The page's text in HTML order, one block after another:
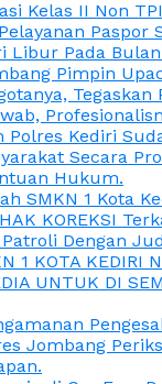
Kelas II Non
Paspor
Libur Pada
Pimpin
Tegaskan
Polres Kediri
Secara
Hukum.
SMKN 1 Kota
KOREKSI
Dengan
1 KOTA KEDIRI
UNTUK DI
Jombang